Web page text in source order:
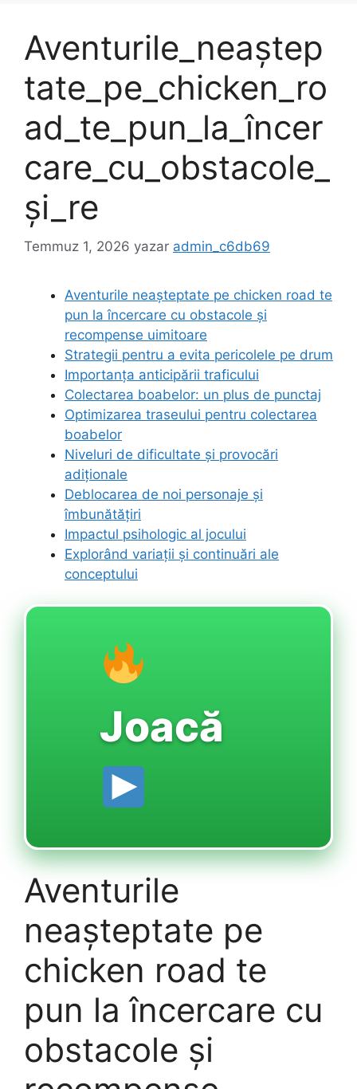
Aventurile_neaștep
tate_pe_chicken_ro
ad_te_pun_la_încer
care_cu_obstacole_
și_re
Temmuz 1, 2026 yazar admin_c6db69
Aventurile neașteptate pe chicken road te
pun la încercare cu obstacole și
recompense uimitoare
Strategii pentru a evita pericolele pe drum
Importanța anticipării traficului
Colectarea boabelor: un plus de punctaj
Optimizarea traseului pentru colectarea
boabelor
Niveluri de dificultate și provocări
adiționale
Deblocarea de noi personaje și
îmbunătățiri
Impactul psihologic al jocului
Explorând variații și continuări ale
conceptului
Joacă
Aventurile
neașteptate pe
chicken road te
pun la încercare cu
obstacole și